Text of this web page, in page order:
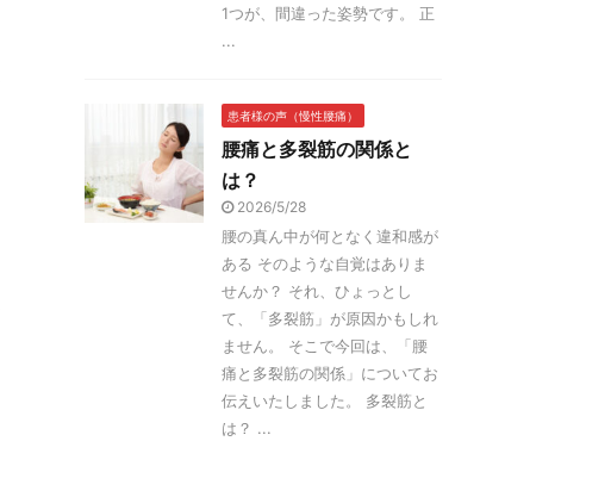
1つが、間違った姿勢です。 正
...
患者様の声（慢性腰痛）
腰痛と多裂筋の関係と
は？
2026/5/28
腰の真ん中が何となく違和感が
ある そのような自覚はありま
せんか？ それ、ひょっとし
て、「多裂筋」が原因かもしれ
ません。 そこで今回は、「腰
痛と多裂筋の関係」についてお
伝えいたしました。 多裂筋と
は？ ...